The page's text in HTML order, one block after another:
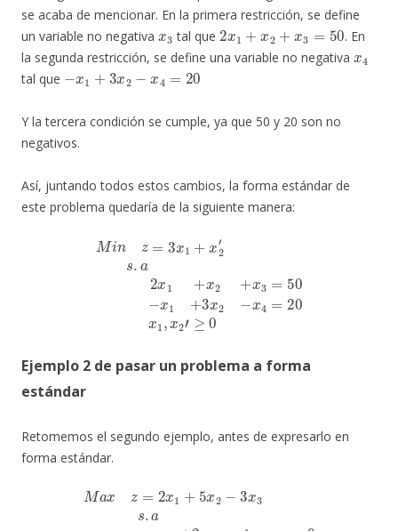
se acaba de mencionar. En la primera restricción, se define
un variable no negativa
x3
tal que
2x 1+x2+x3= 50
. En
la segunda restricción, se define una variable no negativa
x4
tal que
−x1+3x2−x4 =20
Y la tercera condición se cumple, ya que 50 y 20 son no
negativos.
Así, juntando todos estos cambios, la forma estándar de
este problema quedaría de la siguiente manera:
+x2′s 2 +x + =
′
Ejemplo 2 de pasar un problema a forma
estándar
Retomemos el segundo ejemplo, antes de expresarlo en
forma estándar.
x1+5x − 3s. − x1+ 2−4
3≥104 1 x2 7 x3≥ 1,x2